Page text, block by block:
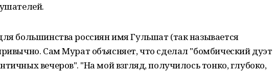
большинства россиян имя Гульшат (так называется
Сам Мурат объясняет, что сделал "бомбический дуэт
вечеров". ⁣"На мой взгляд, получилось тонко, глубоко,